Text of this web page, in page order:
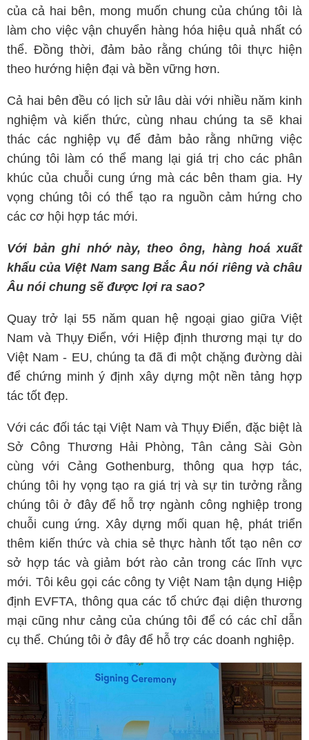
của cả hai bên, mong muốn chung của chúng tôi là
làm cho việc vận chuyển hàng hóa hiệu quả nhất có
thể. Đồng thời, đảm bảo rằng chúng tôi thực hiện
theo hướng hiện đại và bền vững hơn.
Cả hai bên đều có lịch sử lâu dài với nhiều năm kinh
nghiệm và kiến ​​thức, cùng nhau chúng ta sẽ khai
thác các nghiệp vụ để đảm bảo rằng những việc
chúng tôi làm có thể mang lại giá trị cho các phân
khúc của chuỗi cung ứng mà các bên tham gia. Hy
vọng chúng tôi có thể tạo ra nguồn cảm hứng cho
các cơ hội hợp tác mới.
Với bản ghi nhớ này, theo ông, hàng hoá xuất
khẩu của Việt Nam sang Bắc Âu nói riêng và châu
Âu nói chung sẽ được lợi ra sao?
Quay trở lại 55 năm quan hệ ngoại giao giữa Việt
Nam và Thụy Điển, với Hiệp định thương mại tự do
Việt Nam - EU, chúng ta đã đi một chặng đường dài
để chứng minh ý định xây dựng một nền tảng hợp
tác tốt đẹp.
Với các đối tác tại Việt Nam và Thụy Điển, đặc biệt là
Sở Công Thương Hải Phòng, Tân cảng Sài Gòn
cùng với Cảng Gothenburg, thông qua hợp tác,
chúng tôi hy vọng tạo ra giá trị và sự tin tưởng rằng
chúng tôi ở đây để hỗ trợ ngành công nghiệp trong
chuỗi cung ứng. Xây dựng mối quan hệ, phát triển
thêm kiến ​​thức và chia sẻ thực hành tốt tạo nên cơ
sở hợp tác và giảm bớt rào cản trong các lĩnh vực
mới. Tôi kêu gọi các công ty Việt Nam tận dụng Hiệp
định EVFTA, thông qua các tổ chức đại diện thương
mại cũng như cảng của chúng tôi để có các chỉ dẫn
cụ thể. Chúng tôi ở đây để hỗ trợ các doanh nghiệp.